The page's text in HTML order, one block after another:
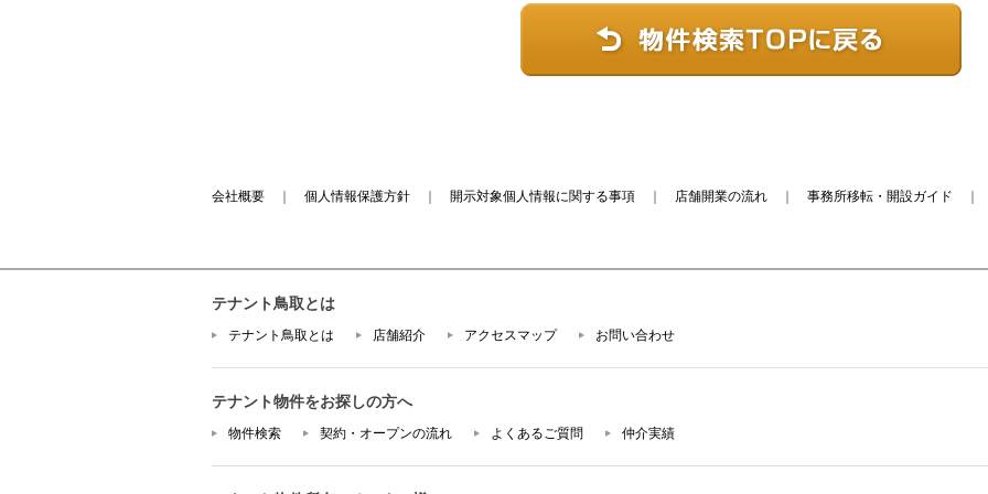
会社概要 個人情報保護方針 開示対象個人情報に関する事項 店舗開業の流れ 事務所移転・開設ガイド
テナント鳥取とは
テナント鳥取とは 店舗紹介 アクセスマップ お問い合わせ
テナント物件をお探しの方へ
物件検索 契約・オープンの流れ よくあるご質問 仲介実績